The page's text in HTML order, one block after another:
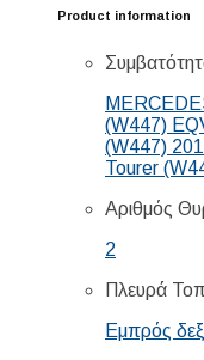
Product information
(W447)
(W447)
Tourer
Αριθμός
2
Πλευρά
Εμπρός